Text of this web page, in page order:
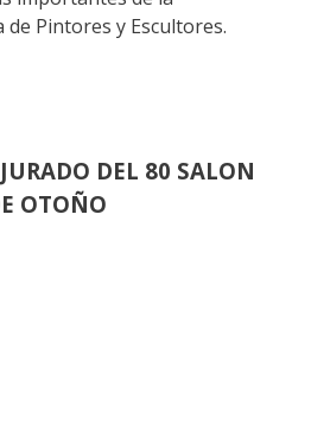
de Pintores y Escultores.
DEL 80 SALON
OTOÑO